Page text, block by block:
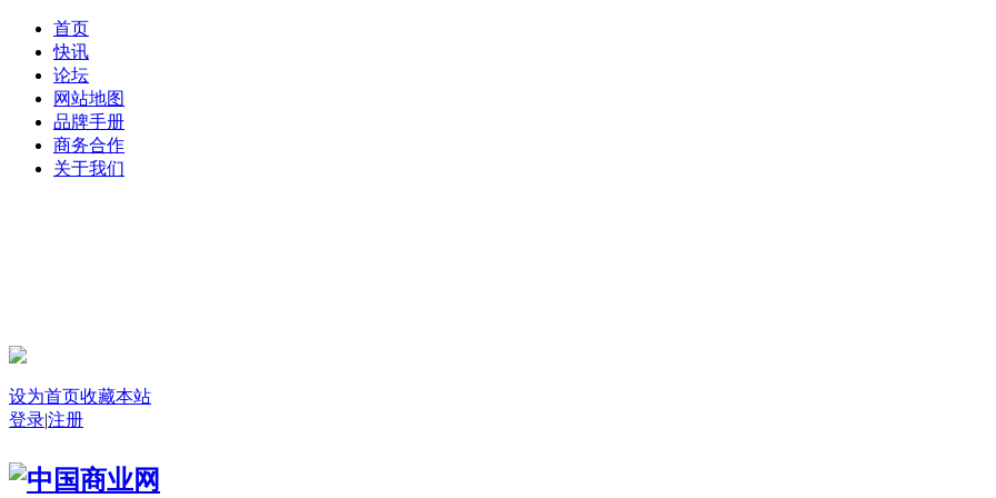
首页
快讯
论坛
网站地图
品牌手册
商务合作
关于我们
设为首页收藏本站
登录|注册